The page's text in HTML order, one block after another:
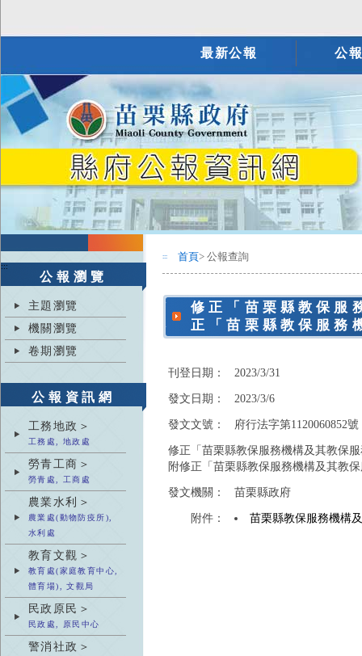
最新公報 公
:::
公報瀏覽
主題瀏覽
機關瀏覽
卷期瀏覽
公報資訊網
工務地政＞
工務處, 地政處
勞青工商＞
勞青處, 工商處
農業水利＞
農業處(動物防疫所),
水利處
教育文觀＞
教育處(家庭教育中心,
體育場), 文觀局
民政原民＞
民政處, 原民中心
警消社政＞
::: 首頁> 公報查詢
修正「苗栗縣教保服
正「苗栗縣教保服務
刊登日期：
2023/3/31
發文日期：
2023/3/6
發文文號：
府行法字第1120060852號
修正「苗栗縣教保服務機構及其教保
附修正「苗栗縣教保服務機構及其教
發文機關：
苗栗縣政府
附件：
苗栗縣教保服務機構